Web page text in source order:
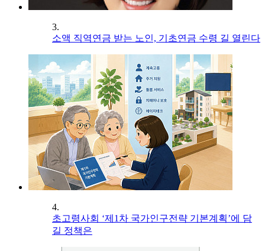
3.
소액 직역연금 받는 노인, 기초연금 수령 길 열린다
4.
초고령사회 ‘제1차 국가인구전략 기본계획’에 담
길 정책은